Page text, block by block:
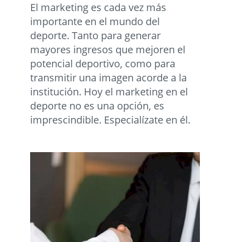
El marketing es cada vez más
importante en el mundo del
deporte. Tanto para generar
mayores ingresos que mejoren el
potencial deportivo, como para
transmitir una imagen acorde a la
institución. Hoy el marketing en el
deporte no es una opción, es
imprescindible. Especialízate en él.